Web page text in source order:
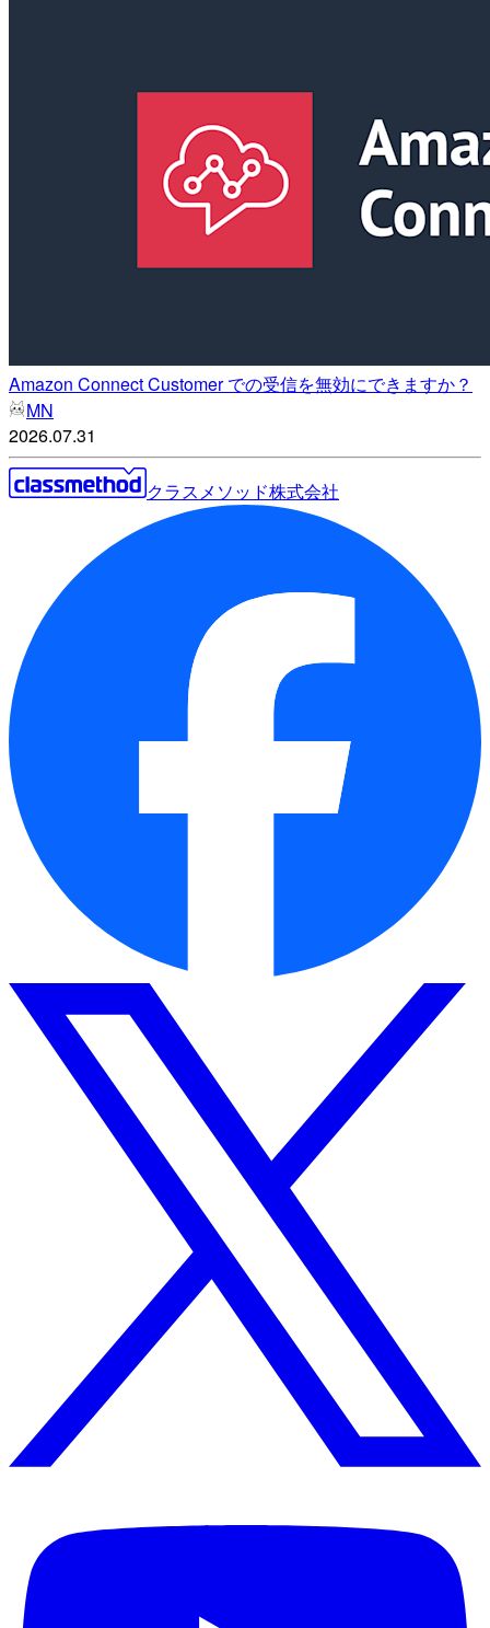
Amazon Connect Customer での受信を無効にできますか？
MN
2026.07.31
クラスメソッド株式会社